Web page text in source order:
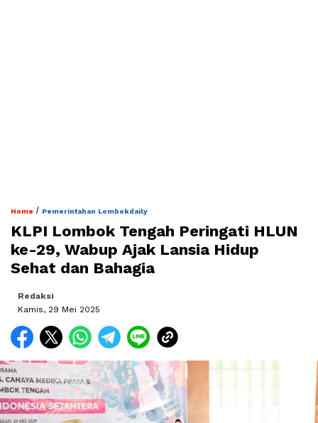
Home / Pemerintahan Lombokdaily
KLPI Lombok Tengah Peringati HLUN
ke-29, Wabup Ajak Lansia Hidup
Sehat dan Bahagia
Redaksi
Kamis, 29 Mei 2025